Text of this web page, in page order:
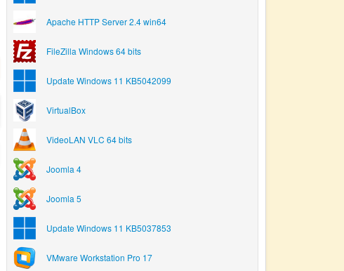
Apache HTTP Server 2.4 win64
FileZilla Windows 64 bits
Update Windows 11 KB5042099
VirtualBox
VideoLAN VLC 64 bits
Joomla 4
Joomla 5
Update Windows 11 KB5037853
VMware Workstation Pro 17